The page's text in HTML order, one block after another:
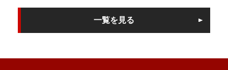
一覧を見る